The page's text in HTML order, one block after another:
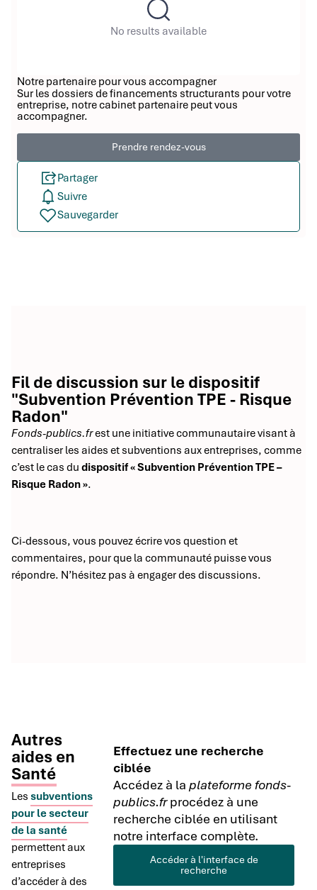
No results available
Notre partenaire pour vous accompagner
Sur les dossiers de financements structurants pour votre
entreprise, notre cabinet partenaire peut vous
accompagner.
Prendre rendez-vous
Partager
Suivre
Sauvegarder
Fil de discussion sur le dispositif
"Subvention Prévention TPE - Risque
Radon"
Fonds-publics.frest une initiative communautaire visant à
centraliser les aides et subventions aux entreprises, comme
c’est le cas du dispositif « Subvention Prévention TPE –
Risque Radon ».
Ci-dessous, vous pouvez écrire vos question et
commentaires, pour que la communauté puisse vous
répondre. N’hésitez pas à engager des discussions.
Autres
aides en
Santé
Les subventions
pour le secteur
de la santé
permettent aux
entreprises
d’accéder à des
Effectuez une recherche
ciblée
Accédez à laplateforme fonds-
publics.frprocédez à une
recherche ciblée en utilisant
notre interface complète.
Accéder à l'interface de
recherche